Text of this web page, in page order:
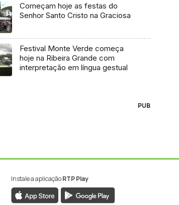
Começam hoje as festas do
Senhor Santo Cristo na Graciosa
Festival Monte Verde começa
hoje na Ribeira Grande com
interpretação em língua gestual
PUB
Instale a aplicaçãoRTP Play